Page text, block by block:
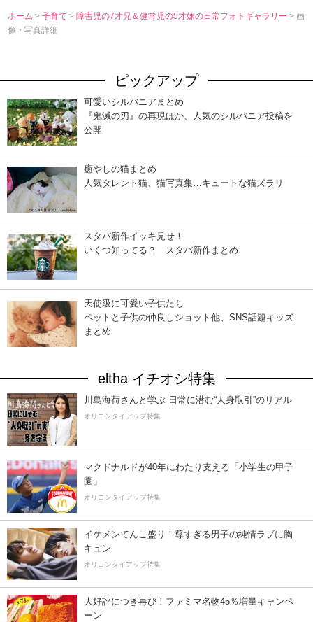
ホーム >子育て> 障害児の7才兄＆健常児の5才妹の日常フォトギャラリー> 画
像・写真詳細
ピックアップ
可愛いシルバニアまとめ
『鬼滅の刃』の再現ほか、人気のシルバニア投稿を
公開
癒やしの猫まとめ
人気タレント猫、猫写真集…キュートな猫ズラリ
スタバ新作イッキ見せ！
いくつ知ってる？ スタバ新作まとめ
天使級に可愛い子供たち
ペットと子供の仲良しショット他、SNS話題キッズ
まとめ
eltha イチオシ特集
川島海荷さんと学ぶ 日常に潜む“人身取引”のリアル
オリコンタイアップ特集
マクドナルドが40年にわたり支える「小学生の甲子
園」
オリコンタイアップ特集
イケメンてんこ盛り！尊すぎる男子の純情ラブに胸
キュン
オリコンタイアップ特集
大好評につき再び！ファミマ名物45％増量キャンペ
ーン